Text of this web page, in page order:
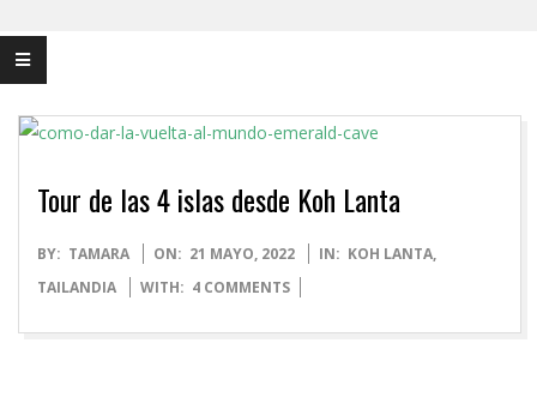
Tour de las 4 islas desde Koh Lanta
2022-
05-
BY: TAMARA ON: 21 MAYO, 2022 IN: KOH LANTA,
TAILANDIA
WITH: 4 COMMENTS